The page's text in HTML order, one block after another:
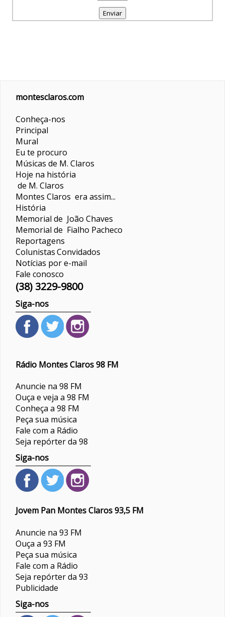
montesclaros.com
Conheça-nos
Principal
Mural
Eu te procuro
Músicas de M. Claros
Hoje na história
de M. Claros
Montes Claros era assim...
História
Memorial de João Chaves
Memorial de Fialho Pacheco
Reportagens
ColunistasConvidados
Notícias por e-mail
Fale conosco
(38) 3229-9800
Siga-nos
Rádio Montes Claros 98 FM
Anuncie na 98 FM
Ouça e veja a 98 FM
Conheça a 98 FM
Peça sua música
Fale com a Rádio
Seja repórter da 98
Siga-nos
Jovem Pan Montes Claros 93,5 FM
Anuncie na 93 FM
Ouça a 93 FM
Peça sua música
Fale com a Rádio
Seja repórter da 93
Publicidade
Siga-nos